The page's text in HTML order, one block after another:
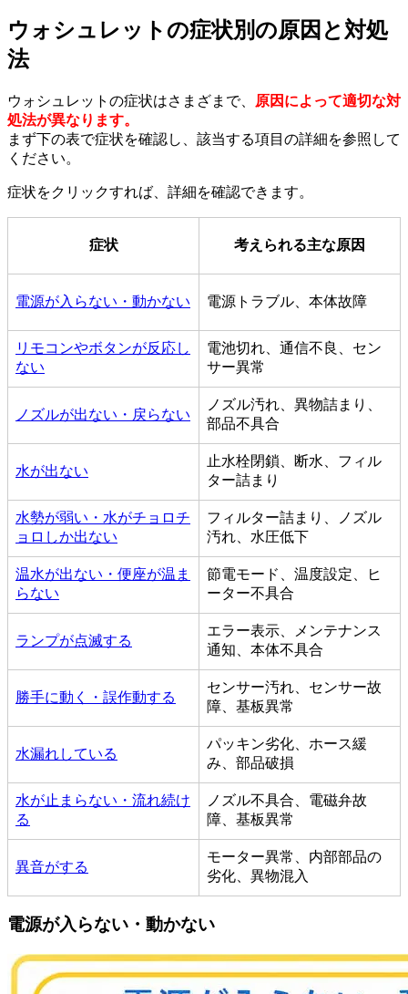
ウォシュレットの症状別の原因と対処
法
ウォシュレットの症状はさまざまで、
原因によって適切な対
処法が異なります。
まず下の表で症状を確認し、該当する項目の詳細を参照して
ください。
症状をクリックすれば、詳細を確認できます。
症状 考えられる主な原因
電源が入らない・動かない 電源トラブル、本体故障
リモコンやボタンが反応し
ない
電池切れ、通信不良、セン
サー異常
ノズルが出ない・戻らない
ノズル汚れ、異物詰まり、
部品不具合
水が出ない
止水栓閉鎖、断水、フィル
ター詰まり
水勢が弱い・水がチョロチ
ョロしか出ない
フィルター詰まり、ノズル
汚れ、水圧低下
温水が出ない・便座が温ま
らない
節電モード、温度設定、ヒ
ーター不具合
ランプが点滅する
エラー表示、メンテナンス
通知、本体不具合
勝手に動く・誤作動する
センサー汚れ、センサー故
障、基板異常
水漏れしている
パッキン劣化、ホース緩
み、部品破損
水が止まらない・流れ続け
る
ノズル不具合、電磁弁故
障、基板異常
異音がする
モーター異常、内部部品の
劣化、異物混入
電源が入らない・動かない